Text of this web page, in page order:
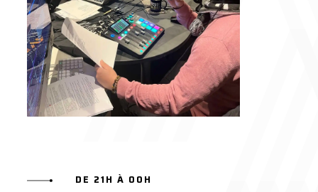
DE 21H À 00H